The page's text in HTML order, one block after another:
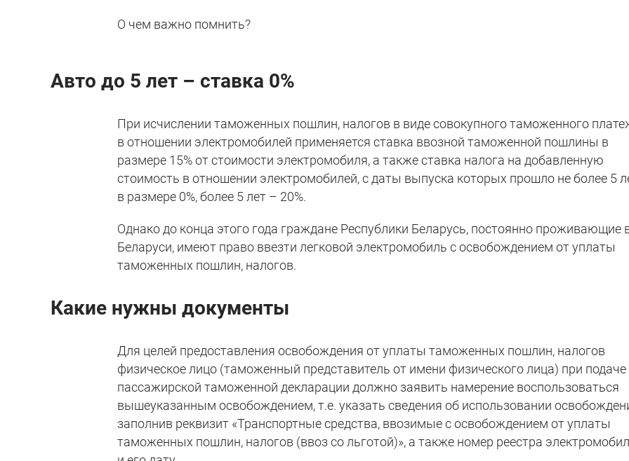
О чем важно помнить?
Авто до 5 лет – ставка 0%
При исчислении таможенных пошлин, налогов в виде совокупного таможенного
в отношении электромобилей применяется ставка ввозной таможенной пошлины в
размере 15% от стоимости электромобиля, а также ставка налога на добавленную
стоимость в отношении электромобилей, с даты выпуска которых прошло не более 5
в размере 0%, более 5 лет – 20%.
Однако до конца этого года граждане Республики Беларусь, постоянно проживающие
Беларуси, имеют право ввезти легковой электромобиль с освобождением от уплаты
таможенных пошлин, налогов.
Какие нужны документы
Для целей предоставления освобождения от уплаты таможенных пошлин, налогов
физическое лицо (таможенный представитель от имени физического лица) при подаче
пассажирской таможенной декларации должно заявить намерение воспользоваться
вышеуказанным освобождением, т.е. указать сведения об использовании
заполнив реквизит «Транспортные средства, ввозимые с освобождением от уплаты
таможенных пошлин, налогов (ввоз со льготой)», а также номер реестра